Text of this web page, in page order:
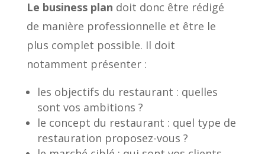
Le business plan doit donc être rédigé
de manière professionnelle et être le
plus complet possible. Il doit
notamment présenter :
les objectifs du restaurant : quelles
sont vos ambitions ?
le concept du restaurant : quel type de
restauration proposez-vous ?